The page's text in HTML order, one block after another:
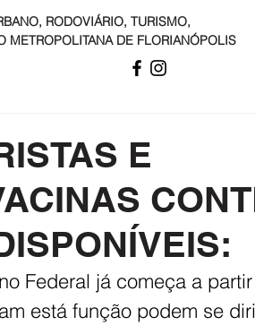
RODOVIÁRIO, TURISMO,
METROPOLITANA DE FLORIANÓPOLIS
E
Federal já começa a
está função podem se